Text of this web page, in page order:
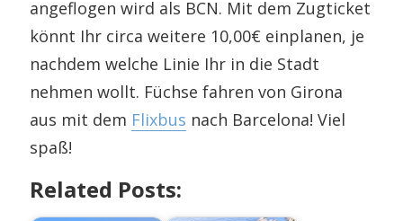
angeflogen wird als BCN. Mit dem Zugticket
könnt Ihr circa weitere 10,00€ einplanen, je
nachdem welche Linie Ihr in die Stadt
nehmen wollt. Füchse fahren von Girona
aus mit dem Flixbus nach Barcelona! Viel
spaß!
Related Posts: